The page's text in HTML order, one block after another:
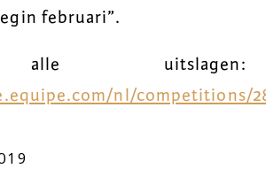
februari”.
uitslagen:
nl/competitions/